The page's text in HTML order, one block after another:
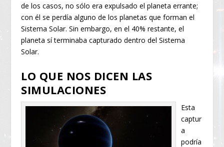
de los casos, no sólo era expulsado el planeta errante;
con él se perdía alguno de los planetas que forman el
Sistema Solar. Sin embargo, en el 40% restante, el
planeta sí terminaba capturado dentro del Sistema
Solar.
LO QUE NOS DICEN LAS
SIMULACIONES
Esta
captur
a
podría